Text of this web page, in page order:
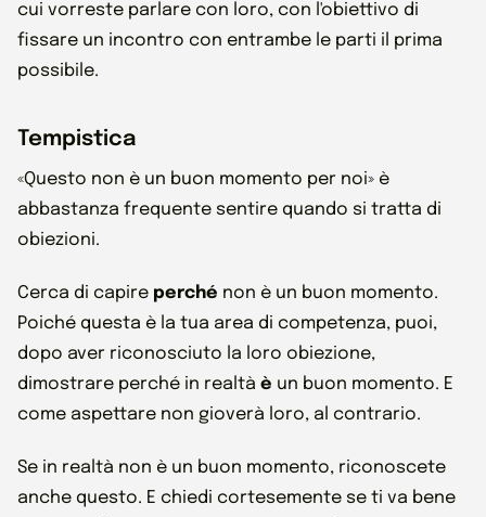
cui vorreste parlare con loro, con l'obiettivo di
fissare un incontro con entrambe le parti il prima
possibile.
Tempistica
«Questo non è un buon momento per noi» è
abbastanza frequente sentire quando si tratta di
obiezioni.
Cerca di capire perché non è un buon momento.
Poiché questa è la tua area di competenza, puoi,
dopo aver riconosciuto la loro obiezione,
dimostrare perché in realtà è un buon momento. E
come aspettare non gioverà loro, al contrario.
Se in realtà non è un buon momento, riconoscete
anche questo. E chiedi cortesemente se ti va bene